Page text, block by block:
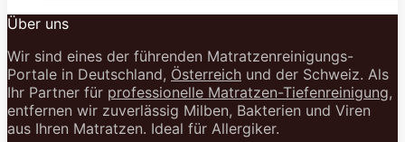
Über uns
Wir sind eines der führenden Matratzenreinigungs-
Portale in Deutschland, Österreich und der Schweiz. Als
Ihr Partner für professionelle Matratzen-Tiefenreinigung,
entfernen wir zuverlässig Milben, Bakterien und Viren
aus Ihren Matratzen. Ideal für Allergiker.